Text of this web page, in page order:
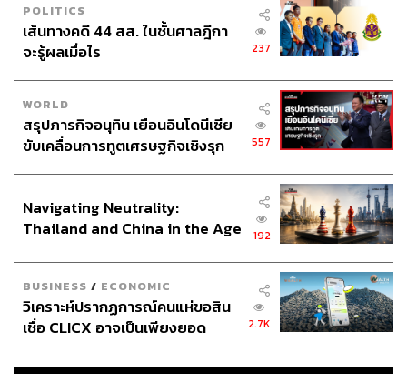
POLITICS
เส้นทางคดี 44 สส. ในชั้นศาลฎีกา
จะรู้ผลเมื่อไร
237
WORLD
สรุปภารกิจอนุทิน เยือนอินโดนีเซีย
ขับเคลื่อนการทูตเศรษฐกิจเชิงรุก
557
Navigating Neutrality:
Thailand and China in the Age
192
BUSINESS / ECONOMIC
วิเคราะห์ปรากฏการณ์คนแห่ขอสิน
เชื่อ CLICX อาจเป็นเพียงยอด
เรือนไทยที่ถูกซุกไว้
2.7K